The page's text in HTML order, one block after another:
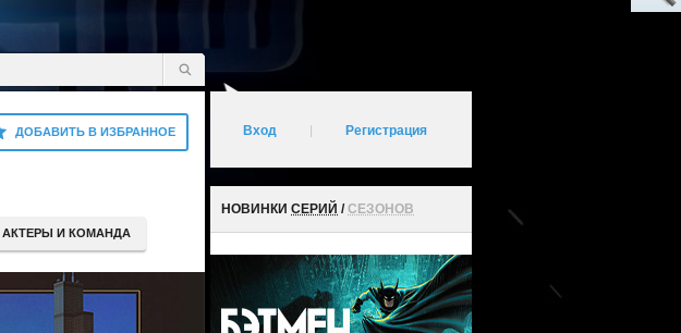
ДОБАВИТЬ В ИЗБРАННОЕ
АКТЕРЫ И КОМАНДА
Вход Регистрация
НОВИНКИ СЕРИЙ /СЕЗОНОВ